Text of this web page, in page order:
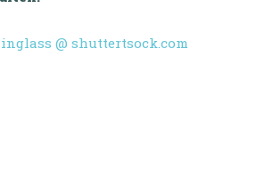
@ shuttertsock.com